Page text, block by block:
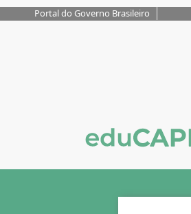
Portal do Governo Brasileiro